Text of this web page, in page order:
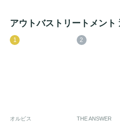
アウトバストリートメント
1
オルビス
2
THE ANSWER